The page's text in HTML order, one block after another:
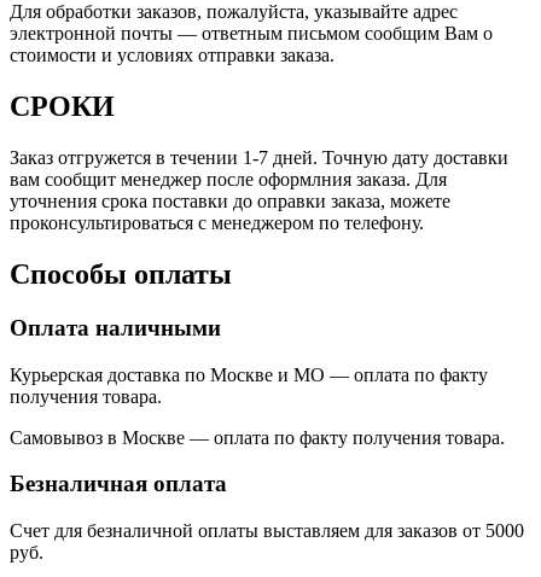
Для обработки заказов, пожалуйста, указывайте адрес
электронной почты — ответным письмом сообщим Вам о
стоимости и условиях отправки заказа.
СРОКИ
Заказ отгружется в течении 1-7 дней. Точную дату доставки
вам сообщит менеджер после оформлния заказа. Для
уточнения срока поставки до оправки заказа, можете
проконсультироваться с менеджером по телефону.
Способы оплаты
Оплата наличными
Курьерская доставка по Москве и МО — оплата по факту
получения товара.
Самовывоз в Москве — оплата по факту получения товара.
Безналичная оплата
Счет для безналичной оплаты выставляем для заказов от 5000
руб.